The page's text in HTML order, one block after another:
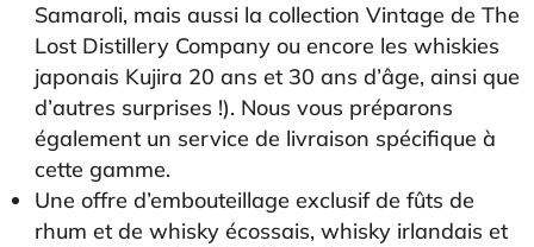
Samaroli, mais aussi la collection Vintage de The
Lost Distillery Company ou encore les whiskies
japonais Kujira 20 ans et 30 ans d’âge, ainsi que
d’autres surprises !). Nous vous préparons
également un service de livraison spécifique à
cette gamme.
Une offre d’embouteillage exclusif de fûts de
rhum et de whisky écossais, whisky irlandais et